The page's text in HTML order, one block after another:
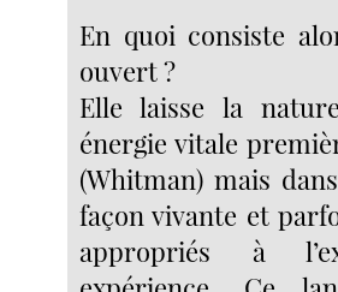
En quoi consiste
ouvert ?
Elle laisse la
énergie vitale
(Whitman) mais
façon vivante et
appropriés à